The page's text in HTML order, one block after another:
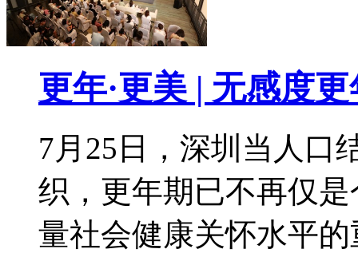
更年·更美 | 无感度
7月25日，深圳当人口
织，更年期已不再仅
量社会健康关怀水平